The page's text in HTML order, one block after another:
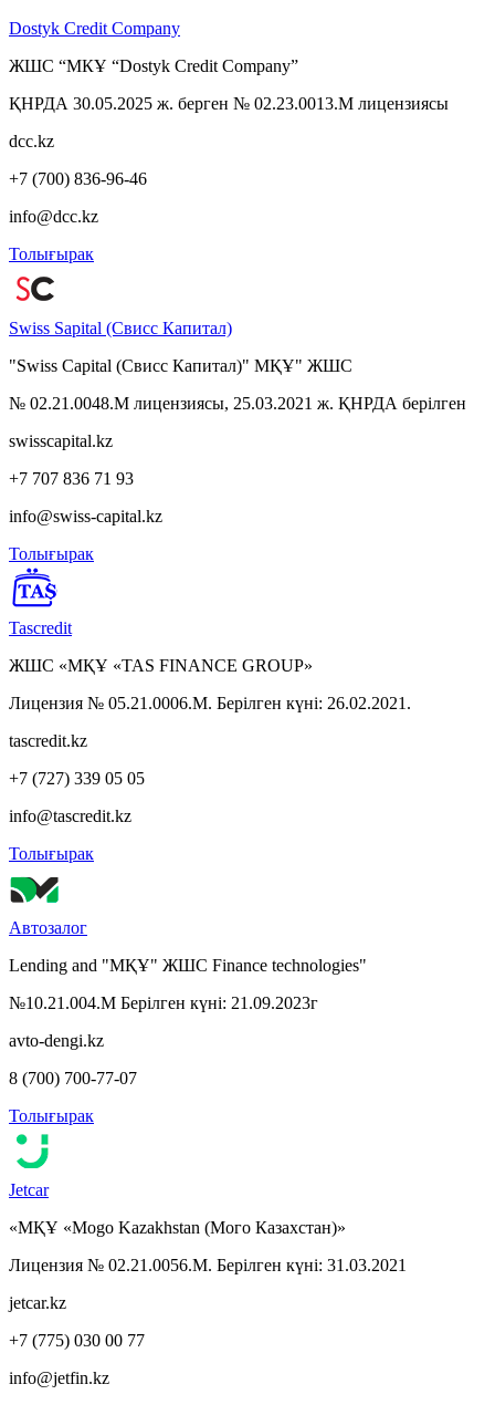
Dostyk Credit Company
ЖШС “МКҰ “Dostyk Credit Company”
ҚНРДА 30.05.2025 ж. берген № 02.23.0013.M лицензиясы
dcc.kz
+7 (700) 836-96-46
info@dcc.kz
Толығырак
Swiss Sapital (Свисс Капитал)
"Swiss Capital (Свисс Капитал)" МҚҰ" ЖШС
№ 02.21.0048.M лицензиясы, 25.03.2021 ж. ҚНРДА берiлген
swisscapital.kz
+7 707 836 71 93
info@swiss-capital.kz
Толығырак
Tascredit
ЖШС «МҚҰ «TAS FINANCE GROUP»
Лицензия № 05.21.0006.М. Берілген күні: 26.02.2021.
tascredit.kz
+7 (727) 339 05 05
info@tascredit.kz
Толығырак
Автозалог
Lending and "МҚҰ" ЖШС Finance technologies"
№10.21.004.М Берілген күні: 21.09.2023г
avto-dengi.kz
8 (700) 700-77-07
Толығырак
Jetcar
«МҚҰ «Mogo Kazakhstan (Мого Казахстан)»
Лицензия № 02.21.0056.М. Берілген күні: 31.03.2021
jetcar.kz
+7 (775) 030 00 77
info@jetfin.kz